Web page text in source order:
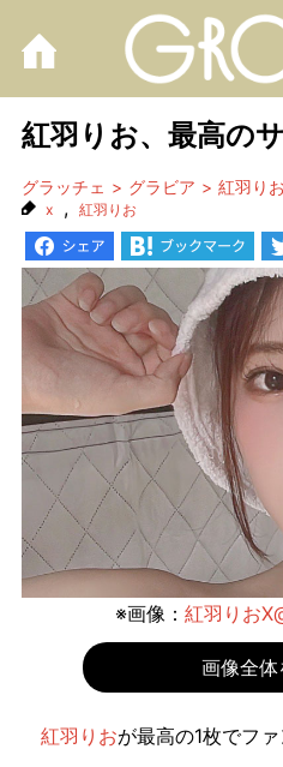
紅羽りお、最高の
グラッチェ グラビア 紅羽り
x , 紅羽りお
※画像： 紅羽りお
画像全体
紅羽りおが最高の1枚でフ